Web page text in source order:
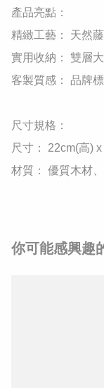
​產品亮點：
精緻工藝： 天然
實用收納： 雙層
客製質感： 品牌
​尺寸規格：
尺寸： 22cm(高)
材質： 優質木材
你可能感興趣